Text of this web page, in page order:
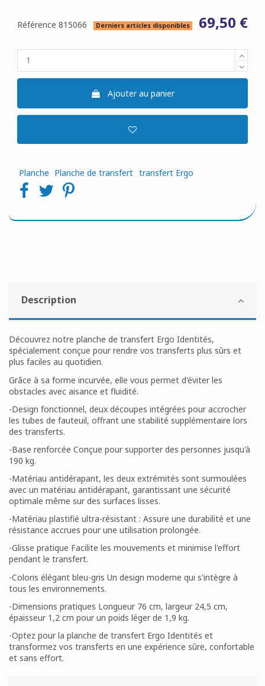
Référence 815066 Derniers articles disponibles 69,50 €
Ajouter au panier
Planche Planche de transfert transfert Ergo
Description
Découvrez notre planche de transfert Ergo Identités,
spécialement conçue pour rendre vos transferts plus sûrs et
plus faciles au quotidien.
Grâce à sa forme incurvée, elle vous permet d'éviter les
obstacles avec aisance et fluidité.
-Design fonctionnel, deux découpes intégrées pour accrocher
les tubes de fauteuil, offrant une stabilité supplémentaire lors
des transferts.
-Base renforcée Conçue pour supporter des personnes jusqu'à
190 kg.
-Matériau antidérapant, les deux extrémités sont surmoulées
avec un matériau antidérapant, garantissant une sécurité
optimale même sur des surfaces lisses.
-Matériau plastifié ultra-résistant : Assure une durabilité et une
résistance accrues pour une utilisation prolongée.
-Glisse pratique Facilite les mouvements et minimise l'effort
pendant le transfert.
-Coloris élégant bleu-gris Un design moderne qui s'intègre à
tous les environnements.
-Dimensions pratiques Longueur 76 cm, largeur 24,5 cm,
épaisseur 1,2 cm pour un poids léger de 1,9 kg.
-Optez pour la planche de transfert Ergo Identités et
transformez vos transferts en une expérience sûre, confortable
et sans effort.